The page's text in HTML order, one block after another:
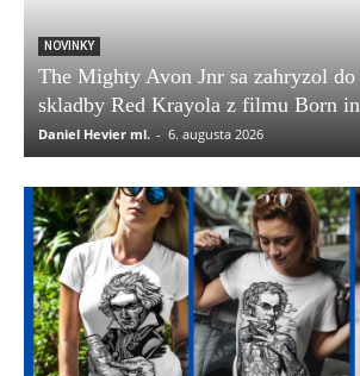
NOVINKY
The Mighty Avon Jnr sa zahryzol
skladby Red Krayola z filmu Born
Daniel Hevier ml. - 6. augusta 2026